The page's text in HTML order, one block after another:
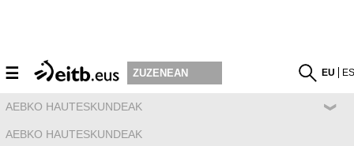
☰ ZUZENEAN EU
AEBKO HAUTESKUNDEAK
AEBKO HAUTESKUNDEAK